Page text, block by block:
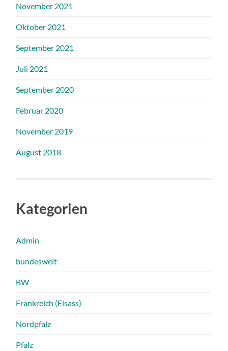
November 2021
Oktober 2021
September 2021
Juli 2021
September 2020
Februar 2020
November 2019
August 2018
Kategorien
Admin
bundesweit
BW
Frankreich (Elsass)
Nordpfalz
Pfalz